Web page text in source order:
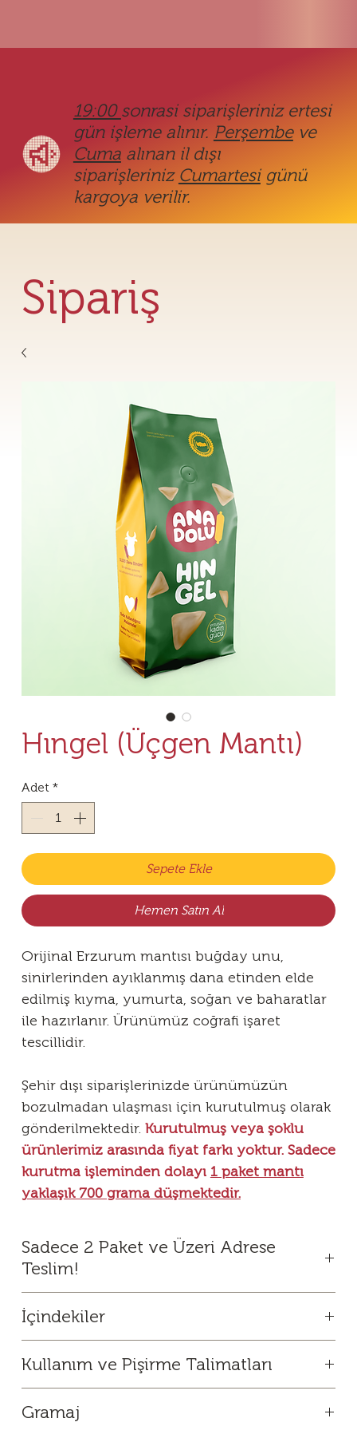
Hıngel (Üçgen Mantı)
Adet *
Sepete Ekle
Hemen Satın Al
Orijinal Erzurum mantısı buğday unu,
sinirlerinden ayıklanmış dana etinden elde
edilmiş kıyma, yumurta, soğan ve baharatlar
ile hazırlanır. Ürünümüz coğrafi işaret
tescillidir.
Şehir dışı siparişlerinizde ürünümüzün
bozulmadan ulaşması için kurutulmuş olarak
gönderilmektedir. Kurutulmuş veya şoklu
ürünlerimiz arasında fiyat farkı yoktur. Sadece
kurutma işleminden dolayı 1 paket mantı
yaklaşık 700 grama düşmektedir.
Sadece 2 Paket ve Üzeri Adrese
Teslim!
pişmemiş olarak şoklanmış paketlerde, kargo
siparişlerinizde önceden fırınlanmış olarak
gönderilmektedir.
iki kilogram (2 paket) olarak sipariş edilebilir.
İçindekiler
yumurta, su, soğan, tuz, karabiber,
pul biber.
Kullanım ve Pişirme Talimatları
sıcaklığında bekletmeyiniz. Kaynayan suya tuz ve az
Gramaj
Sipariş
19:00sonrasi siparişleriniz ertesi
gün işleme alınır. Perşembeve
Cumaalınan il dışı
siparişleriniz Cumartesigünü
kargoya verilir.